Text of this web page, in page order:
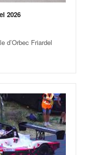
2026
d’Orbec Friardel